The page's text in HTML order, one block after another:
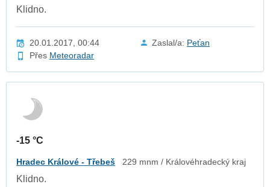
Klidno.
20.01.2017, 00:44 Zaslal/a: Peťan
Přes Meteoradar
-15 °C
Hradec Králové - Třebeš 229 mnm / Královéhradecký kraj
Klidno.